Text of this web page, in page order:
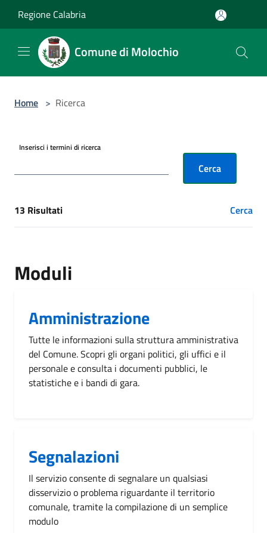
Regione Calabria
Comune di Molochio
Home > Ricerca
Inserisci i termini di ricerca
Cerca
[results] Risultati
13 Risultati Cerca
Moduli
Amministrazione
Tutte le informazioni sulla struttura amministrativa
del Comune. Scopri gli organi politici, gli uffici e il
personale e consulta i documenti pubblici, le
statistiche e i bandi di gara.
Segnalazioni
Il servizio consente di segnalare un qualsiasi
disservizio o problema riguardante il territorio
comunale, tramite la compilazione di un semplice
modulo